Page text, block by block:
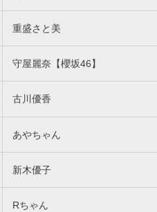
重盛さと美
守屋麗奈【櫻坂46】
古川優香
あやちゃん
新木優子
Rちゃん